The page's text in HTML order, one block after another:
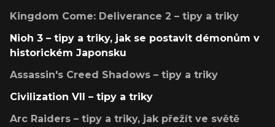
Kingdom Come: Deliverance 2 – tipy a triky
Nioh 3 – tipy a triky, jak se postavit démonům v
historickém Japonsku
Assassin's Creed Shadows – tipy a triky
Civilization VII – tipy a triky
Arc Raiders – tipy a triky, jak přežít ve světě